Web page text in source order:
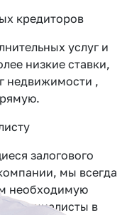
кредиторов
услуг и
низкие ставки,
недвижимости ,
залогового
мы всегда
необходимую
специалисты в